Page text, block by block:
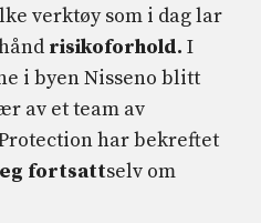
verktøy som i dag lar
risikoforhold. I
i byen Nisseno blitt
av et team av
har bekreftet
fortsattselv om